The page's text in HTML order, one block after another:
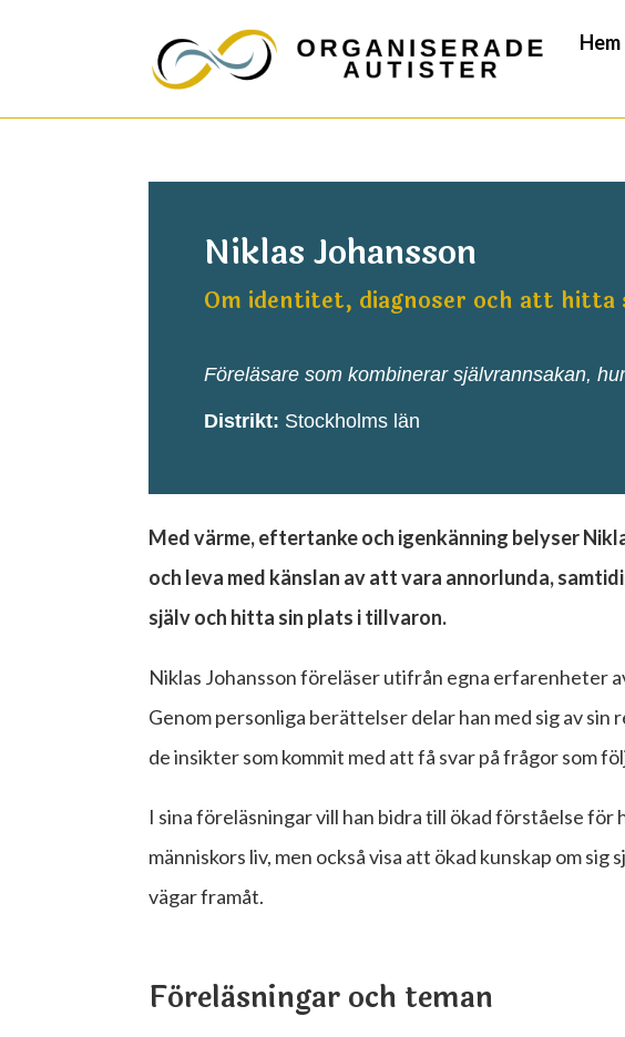
Hem
Niklas Johansson
Om identitet, diagnoser och att hitta
Föreläsare som kombinerar självrannsakan,
Distrikt: Stockholms län
Med värme, eftertanke och igenkänning belyser
och leva med känslan av att vara annorlunda,
själv och hitta sin plats i tillvaron.
Niklas Johansson föreläser utifrån egna erfarenheter
Genom personliga berättelser delar han med sig av sin
de insikter som kommit med att få svar på frågor som
I sina föreläsningar vill han bidra till ökad förståelse för
människors liv, men också visa att ökad kunskap om sig
vägar framåt.
Föreläsningar och teman